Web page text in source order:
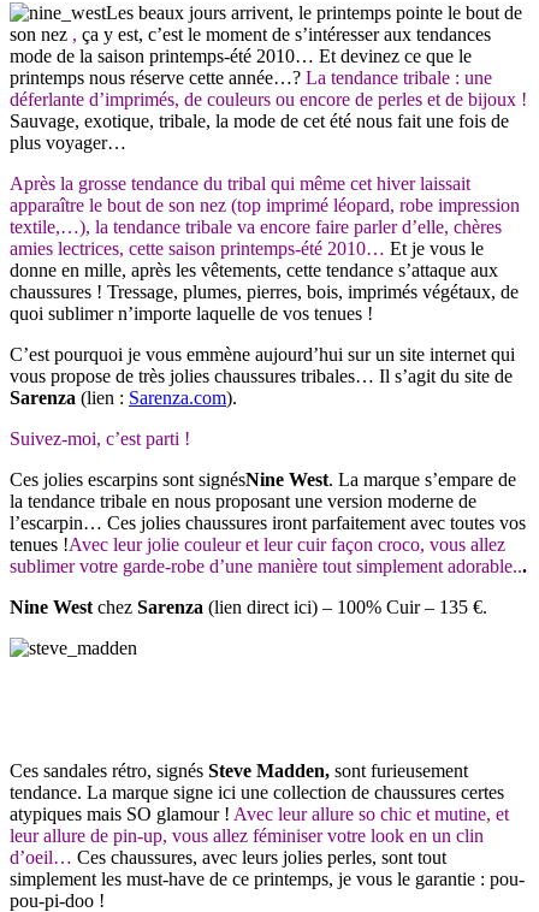
Les beaux jours arrivent, le printemps pointe le bout de
son nez , ça y est, c’est le moment de s’intéresser aux tendances
mode de la saison printemps-été 2010… Et devinez ce que le
printemps nous réserve cette année…? La tendance tribale : une
déferlante d’imprimés, de couleurs ou encore de perles et de bijoux !
Sauvage, exotique, tribale, la mode de cet été nous fait une fois de
plus voyager…
Après la grosse tendance du tribal qui même cet hiver laissait
apparaître le bout de son nez (top imprimé léopard, robe impression
textile,…), la tendance tribale va encore faire parler d’elle, chères
amies lectrices, cette saison printemps-été 2010… Et je vous le
donne en mille, après les vêtements, cette tendance s’attaque aux
chaussures ! Tressage, plumes, pierres, bois, imprimés végétaux, de
quoi sublimer n’importe laquelle de vos tenues !
C’est pourquoi je vous emmène aujourd’hui sur un site internet qui
vous propose de très jolies chaussures tribales… Il s’agit du site de
Sarenza (lien : Sarenza.com).
Suivez-moi, c’est parti !
Ces jolies escarpins sont signésNine West. La marque s’empare de
la tendance tribale en nous proposant une version moderne de
l’escarpin… Ces jolies chaussures iront parfaitement avec toutes vos
tenues !Avec leur jolie couleur et leur cuir façon croco, vous allez
sublimer votre garde-robe d’une manière tout simplement adorable...
Nine West chez Sarenza (lien direct ici) – 100% Cuir – 135 €.
Ces sandales rétro, signés Steve Madden, sont furieusement
tendance. La marque signe ici une collection de chaussures certes
atypiques mais SO glamour ! Avec leur allure so chic et mutine, et
leur allure de pin-up, vous allez féminiser votre look en un clin
d’oeil… Ces chaussures, avec leurs jolies perles, sont tout
simplement les must-have de ce printemps, je vous le garantie : pou-
pou-pi-doo !